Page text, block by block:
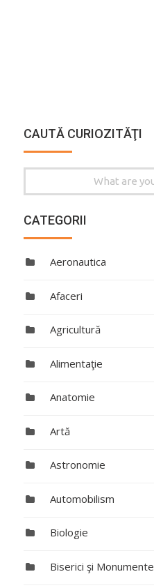
CAUTĂ CURIOZITĂŢI
Search
CATEGORII
Aeronautica
Afaceri
Agricultură
Alimentaţie
Anatomie
Artă
Astronomie
Automobilism
Biologie
Biserici şi Monumente